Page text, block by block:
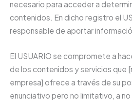
necesario para acceder a
contenidos. En dicho registro el
responsable de aportar
El USUARIO se compromete a
de los contenidos y servicios que
empresa] ofrece a través de su
enunciativo pero no limitativo, a